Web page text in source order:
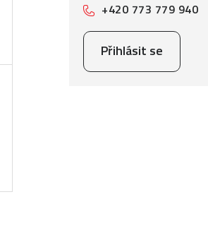
+420 773 779 940
Přihlásit se